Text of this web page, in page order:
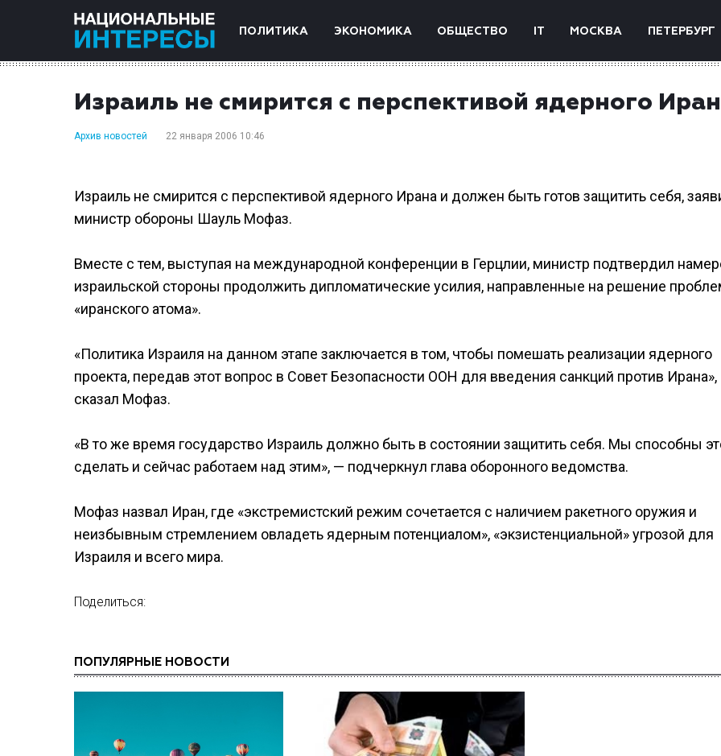
ПОЛИТИКА ЭКОНОМИКА ОБЩЕСТВО IT МОСКВА ПЕТЕРБУРГ
Израиль не смирится с перспективой ядерного
Архив новостей 22 января 2006 10:46
Израиль не смирится с перспективой ядерного Ирана и должен быть готов защитить себя,
министр обороны Шауль Мофаз.
Вместе с тем, выступая на международной конференции в Герцлии, министр подтвердил
израильской стороны продолжить дипломатические усилия, направленные на решение
«иранского атома».
«Политика Израиля на данном этапе заключается в том, чтобы помешать реализации ядерного
проекта, передав этот вопрос в Совет Безопасности ООН для введения санкций против
сказал Мофаз.
«В то же время государство Израиль должно быть в состоянии защитить себя. Мы способны
сделать и сейчас работаем над этим», — подчеркнул глава оборонного ведомства.
Мофаз назвал Иран, где «экстремистский режим сочетается с наличием ракетного оружия и
неизбывным стремлением овладеть ядерным потенциалом», «экзистенциальной» угрозой для
Израиля и всего мира.
Поделиться:
ПОПУЛЯРНЫЕ НОВОСТИ